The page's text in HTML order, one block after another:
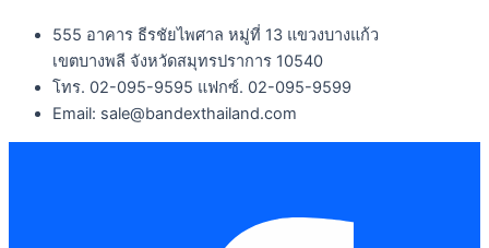
555 อาคาร ธีรชัยไพศาล หมู่ที่ 13 แขวงบางแก้ว
เขตบางพลี จังหวัดสมุทรปราการ 10540
โทร. 02-095-9595 แฟกซ์. 02-095-9599
Email: sale@bandexthailand.com